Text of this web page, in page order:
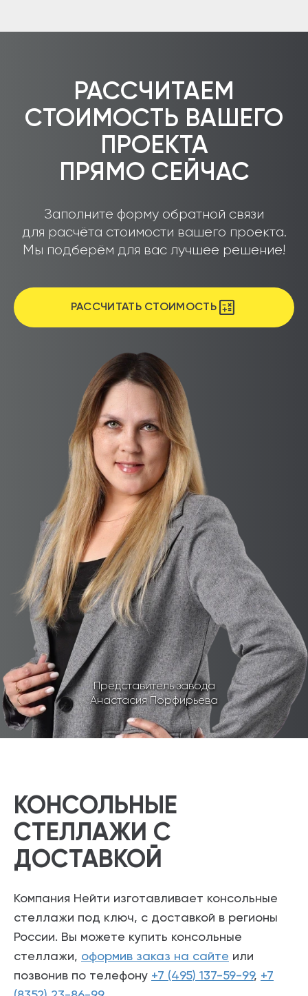
РАССЧИТАЕМ
СТОИМОСТЬ ВАШЕГО
ПРОЕКТА
ПРЯМО СЕЙЧАС
Заполните форму обратной связи
для расчёта стоимости вашего проекта.
Мы подберём для вас лучшее решение!
РАССЧИТАТЬ СТОИМОСТЬ
Представитель завода
Анастасия Порфирьева
КОНСОЛЬНЫЕ
СТЕЛЛАЖИ С
ДОСТАВКОЙ
Компания Нейти изготавливает консольные
стеллажи под ключ, с доставкой в регионы
России. Вы можете купить консольные
стеллажи, оформив заказ на сайте или
позвонив по телефону +7 (495) 137-59-99, +7